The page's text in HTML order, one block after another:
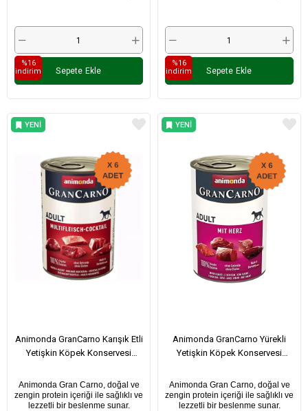
Sepete Ekle
%16
i̇ndirim
Sepete Ekle
%16
i̇ndirim
Animonda GranCarno Karışık Etli
Yetişkin Köpek Konservesi
Animonda Gran Carno, doğal ve
zengin protein içeriği ile sağlıklı ve
lezzetli bir beslenme sunar.
YENI
Animonda GranCarno Yürekli
Yetişkin Köpek Konservesi
Animonda Gran Carno, doğal ve
zengin protein içeriği ile sağlıklı ve
lezzetli bir beslenme sunar.
YENI